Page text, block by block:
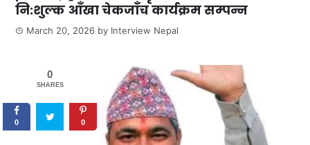
नि:शुल्क आँखा चेकजाँच कार्यक्रम सम्पन्न
March 20, 2026 by Interview Nepal
0
SHARES
0 0